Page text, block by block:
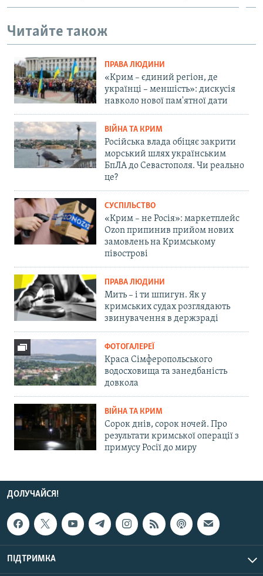
Читайте також
ПРАВА ЛЮДИНИ
«Крим – єдиний регіон, де
українці – меншість»: дискусія
навколо нової пам'ятної дати
ВІЙНА ТА КРИМ
Російська влада обіцяє закрити
морський шлях українським
БпЛА до Севастополя. Чи реально
це?
СУСПІЛЬСТВО
«Крим – не Росія»: маркетплейс
Ozon припинив прийом нових
замовлень на Кримському
півострові
ПРАВА ЛЮДИНИ
Мить – і ти шпигун. Як у
кримських судах розглядають
звинувачення в держзраді
ФОТОГАЛЕРЕЇ
Краса Сімферопольського
водосховища та занедбаність
довкола
ВІЙНА ТА КРИМ
Сорок днів, сорок ночей. Про
результати кримської операції з
примусу Росії до миру
ДОЛУЧАЙСЯ!
ПІДТРИМКА